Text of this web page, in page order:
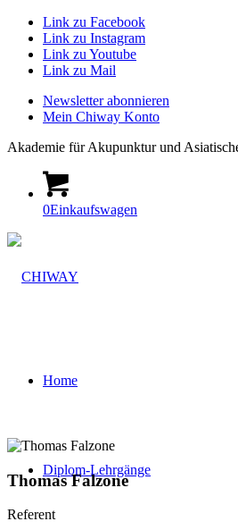
Link zu Facebook
Link zu Instagram
Link zu Youtube
Link zu Mail
Newsletter abonnieren
Mein Chiway Konto
Akademie für Akupunktur und
0Einkaufswagen
Home
Diplom-Lehrgänge
Thomas Falzone
Referent